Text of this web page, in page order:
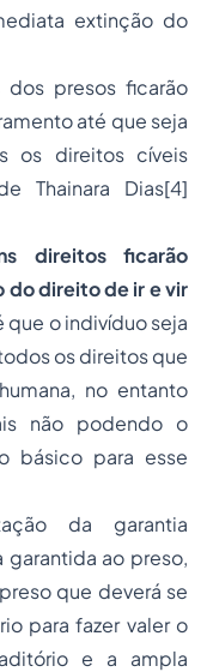
extinção do
presos ficarão
até que seja
os direitos cíveis
Thainara Dias[4]
direitos ficarão
do direito de ir e vir
que o indivíduo seja
os direitos que
no entanto
não podendo o
básico para esse
da garantia
ao preso,
que deverá se
para fazer valer o
e a ampla